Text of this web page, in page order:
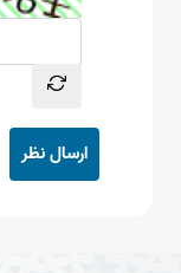
ارسال نظر